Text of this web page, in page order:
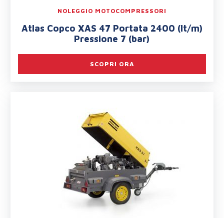
NOLEGGIO MOTOCOMPRESSORI
Atlas Copco XAS 47 Portata 2400 (lt/m)
Pressione 7 (bar)
SCOPRI ORA